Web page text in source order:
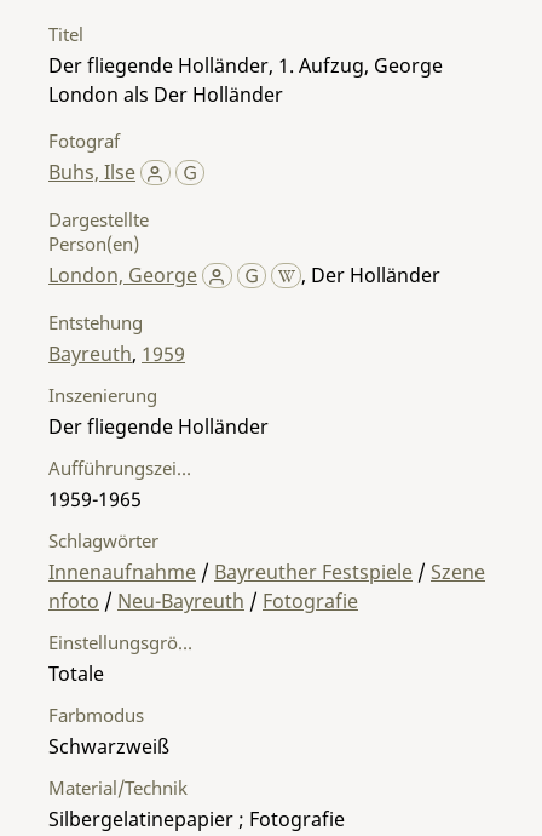
Titel
Der fliegende Holländer, 1. Aufzug, George
London als Der Holländer
Fotograf
Buhs, Ilse
Dargestellte
Person(en)
London, George , Der Holländer
Entstehung
Bayreuth, 1959
Material/Technik
Silbergelatinepapier ; Fotografie
Einstellungsgröße
Totale
Farbmodus
Schwarzweiß
Inszenierung
Der fliegende Holländer
Aufführungszeitraum
1959-1965
Schlagwörter
Innenaufnahme / Bayreuther Festspiele / Szene
nfoto / Neu-Bayreuth / Fotografie